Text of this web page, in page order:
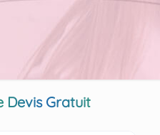
Devis Gratuit